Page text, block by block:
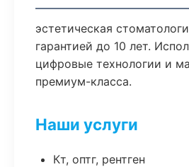
эстетическая
гарантией до 10 лет.
цифровые технологии и
премиум-класса.
Наши услуги
Кт, оптг, рентген